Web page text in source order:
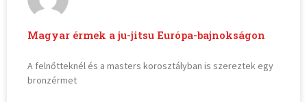
Magyar érmek a ju-jitsu Európa-bajnokságon
A felnőtteknél és a masters korosztályban is szereztek egy
bronzérmet